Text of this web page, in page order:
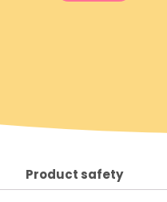
Product safety